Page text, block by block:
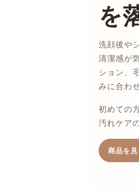
を
洗顔後や
清潔感が
ション、
みに合わ
初めての
汚れケア
商品を見